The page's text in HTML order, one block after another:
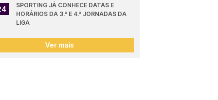
SPORTING JÁ CONHECE DATAS E
HORÁRIOS DA 3.ª E 4.ª JORNADAS DA
LIGA
Ver mais